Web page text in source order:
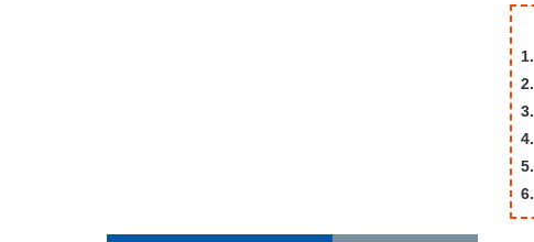
1.
2.
3.
4.
5.
6.